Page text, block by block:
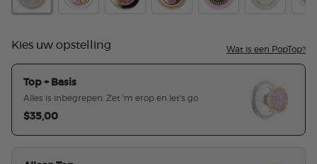
Kies uw opstelling Wat is een PopTop?
Top + Basis
Alles is inbegrepen. Zet 'm erop en let's go
$35,00